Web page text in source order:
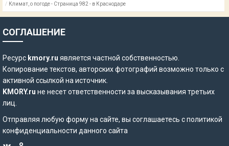
Климат, о погоде - Страница 982 - в Краснодаре
СОГЛАШЕНИЕ
Ресурс kmory.ru является частной собственностью.
Копирование текстов, авторских фотографий возможно только с
активной ссылкой на источник.
KMORY.ru не несет ответственности за высказывания третьих
лиц.
Отправляя любую форму на сайте, вы соглашаетесь сполитикой
конфиденциальности данного сайта